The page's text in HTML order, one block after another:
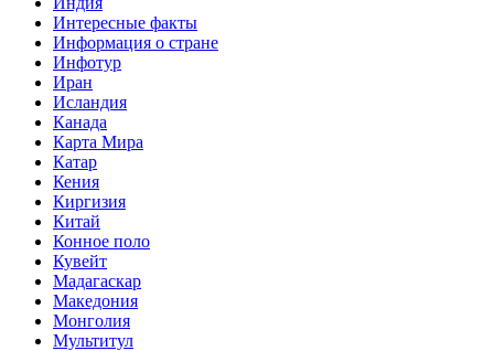
Интересные факты
Информация о стране
Инфотур
Иран
Исландия
Канада
Карта Мира
Катар
Кения
Киргизия
Китай
Конное поло
Кувейт
Мадагаскар
Македония
Монголия
Мультитул